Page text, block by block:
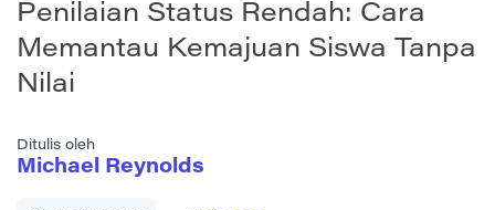
Penilaian Status Rendah: Cara
Memantau Kemajuan Siswa Tanpa
Nilai
Ditulis oleh
Michael Reynolds